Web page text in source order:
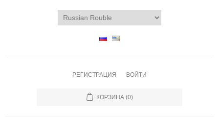
РЕГИСТРАЦИЯ ВОЙТИ
КОРЗИНА (0)